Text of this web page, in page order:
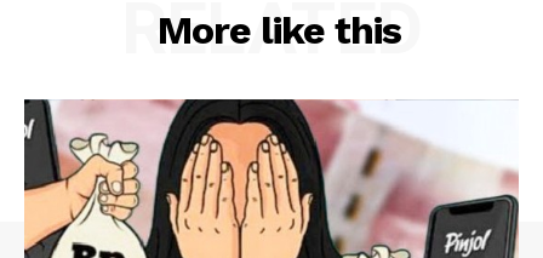
More like this
RELATED